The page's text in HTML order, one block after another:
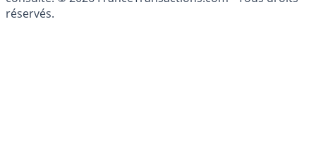
patrimoine, indépendant ou non-indépendant, doit être